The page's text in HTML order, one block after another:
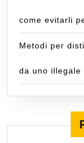
come evitarli
Metodi per
da uno illegale